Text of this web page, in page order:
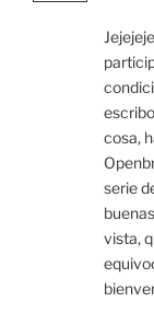
cosa,
serie
vista,